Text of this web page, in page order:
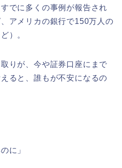
でに多くの事例が報告され
アメリカの銀行で150万人の
）。
りが、今や証券口座にまで
ると、誰もが不安になるの
に」